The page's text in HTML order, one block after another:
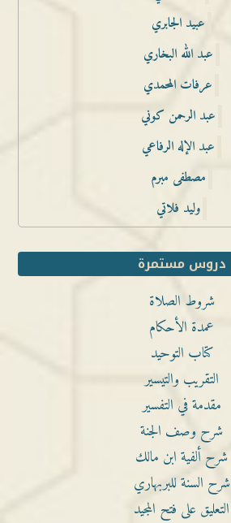
عبيد الجابري
عبد الله البخاري
عرفات المحمدي
عبد الرحمن كوني
عبد الإله الرفاعي
مصطفى مبرم
وليد فلاتي
دروس مستمرة
شروط الصلاة
عمدة الأحكام
كتاب التوحيد
التقريب والتيسير
مقدمة في التفسير
شرح وصف الجنة
شرح ألفية ابن مالك
شرح السنة للبربهاري
التعليق على فتح المجيد